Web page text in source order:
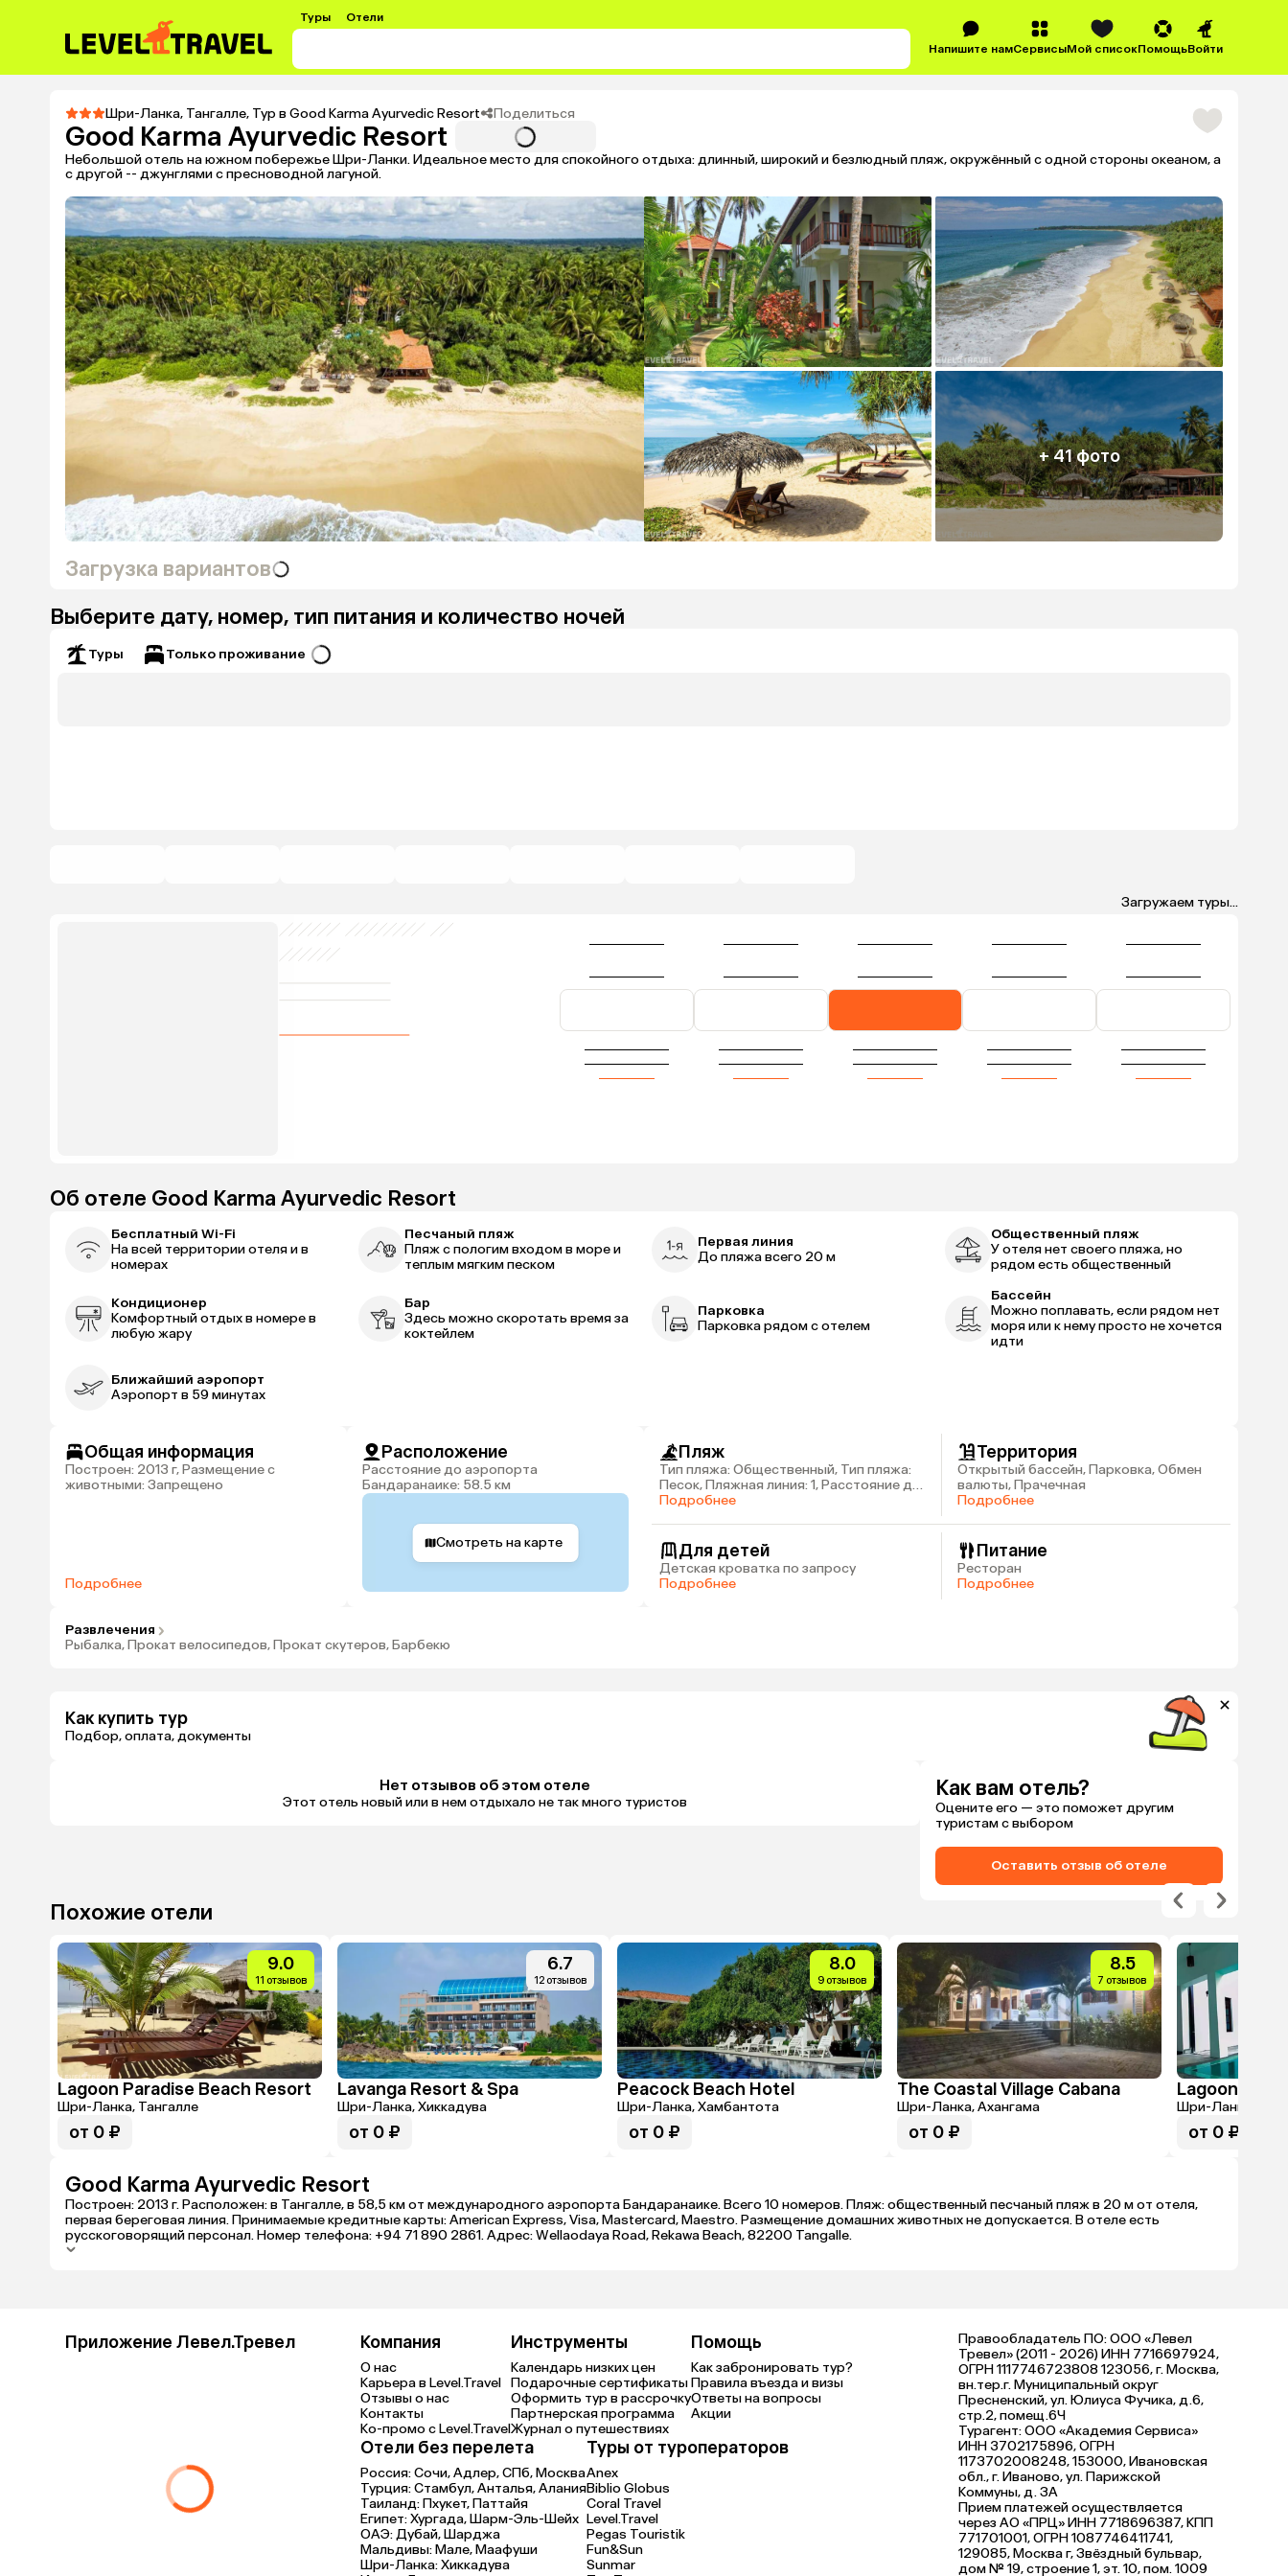
Туры Отели
Напишите намСервисыМой списокПомощьВойти
Шри-Ланка, Тангалле, Тур в Good Karma Ayurvedic Resort Поделиться
Good Karma Ayurvedic Resort
Небольшой отель на южном побережье Шри-Ланки. Идеальное место для спокойного отдыха: длинный, широкий и безлюдный пляж, окружённый с одной стороны океаном, а
с другой -- джунглями с пресноводной лагуной.
+ 41 фото
Загрузка вариантов
Выберите дату, номер, тип питания и количество ночей
Туры Только проживание
Загружаем туры...
Об отеле Good Karma Ayurvedic Resort
Бесплатный Wi-Fi
На всей территории отеля и в
номерах
Песчаный пляж
Пляж с пологим входом в море и
теплым мягким песком
Первая линия
До пляжа всего 20 м
Общественный пляж
У отеля нет своего пляжа, но
рядом есть общественный
Кондиционер
Комфортный отдых в номере в
любую жару
Бар
Здесь можно скоротать время за
коктейлем
Парковка
Парковка рядом с отелем
Бассейн
Можно поплавать, если рядом нет
моря или к нему просто не хочется
идти
Ближайший аэропорт
Аэропорт в 59 минутах
Общая информация
Построен: 2013 г, Размещение с
животными: Запрещено
Подробнее
Расположение
Расстояние до аэропорта
Бандаранаике: 58.5 км
Смотреть на карте
Пляж
Тип пляжа: Общественный, Тип пляжа:
Песок, Пляжная линия: 1, Расстояние до
пляжа: 20 м
Подробнее
Территория
Открытый бассейн, Парковка, Обмен
валюты, Прачечная
Подробнее
Для детей
Детская кроватка по запросу
Подробнее
Питание
Ресторан
Подробнее
Развлечения
Рыбалка, Прокат велосипедов, Прокат скутеров, Барбекю
Как купить тур
Подбор, оплата, документы
Нет отзывов об этом отеле
Этот отель новый или в нем отдыхало не так много туристов
Как вам отель?
Оцените его — это поможет другим
туристам с выбором
Оставить отзыв об отеле
Похожие отели
9.0
11 отзывов
Lagoon Paradise Beach Resort
Шри-Ланка, Тангалле
от 0 ₽
6.7
12 отзывов
Lavanga Resort & Spa
Шри-Ланка, Хиккадува
от 0 ₽
8.0
9 отзывов
Peacock Beach Hotel
Шри-Ланка, Хамбантота
от 0 ₽
8.5
7 отзывов
The Coastal Village Cabana
Шри-Ланка, Ахангама
от 0 ₽
Lagoon
Шри-Ланка,
от 0 ₽
Good Karma Ayurvedic Resort
Построен: 2013 г. Расположен: в Тангалле, в 58,5 км от международного аэропорта Бандаранаике. Всего 10 номеров. Пляж: общественный песчаный пляж в 20 м от отеля,
первая береговая линия. Принимаемые кредитные карты: American Express, Visa, Mastercard, Maestro. Размещение домашних животных не допускается. В отеле есть
русскоговорящий персонал. Номер телефона: +94 71 890 2861. Адрес: Wellaodaya Road, Rekawa Beach, 82200 Tangalle.
Приложение Левел.Тревел Компания
О нас
Карьера в Level.Travel
Отзывы о нас
Контакты
Ко-промо с Level.Travel
Инструменты
Календарь низких цен
Подарочные сертификаты
Оформить тур в рассрочку
Партнерская программа
Журнал о путешествиях
Помощь
Как забронировать тур?
Правила въезда и визы
Ответы на вопросы
Акции
Отели без перелета
Россия:Сочи,Адлер,СПб,Москва
Турция:Стамбул,Анталья,Алания
Таиланд:Пхукет,Паттайя
Египет:Хургада,Шарм-Эль-Шейх
ОАЭ:Дубай,Шарджа
Мальдивы:Мале,Маафуши
Шри-Ланка:Хиккадува
Туры от туроператоров
Anex
Biblio Globus
Coral Travel
Level.Travel
Pegas Touristik
Fun&Sun
Sunmar
Правообладатель ПО: ООО «Левел
Тревел» (2011 - 2026) ИНН 7716697924,
ОГРН 1117746723808 123056, г. Москва,
вн.тер.г. Муниципальный округ
Пресненский, ул. Юлиуса Фучика, д.6,
стр.2, помещ.6Ч
Турагент: ООО «Академия Сервиса»
ИНН 3702175896, ОГРН
1173702008248, 153000, Ивановская
обл., г. Иваново, ул. Парижской
Коммуны, д. ЗА
Прием платежей осуществляется
через АО «ПРЦ» ИНН 7718696387, КПП
771701001, ОГРН 1087746411741,
129085, Москва г, Звёздный бульвар,
дом № 19, строение 1, эт. 10, пом. 1009